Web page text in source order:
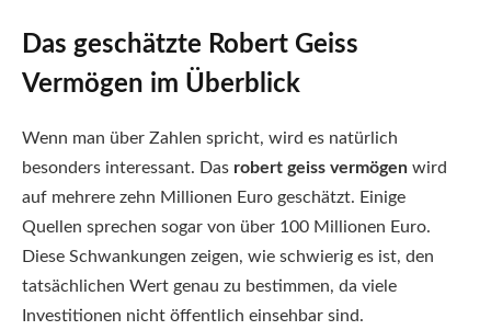
Das geschätzte Robert Geiss
Vermögen im Überblick
Wenn man über Zahlen spricht, wird es natürlich
besonders interessant. Das robert geiss vermögen wird
auf mehrere zehn Millionen Euro geschätzt. Einige
Quellen sprechen sogar von über 100 Millionen Euro.
Diese Schwankungen zeigen, wie schwierig es ist, den
tatsächlichen Wert genau zu bestimmen, da viele
Investitionen nicht öffentlich einsehbar sind.